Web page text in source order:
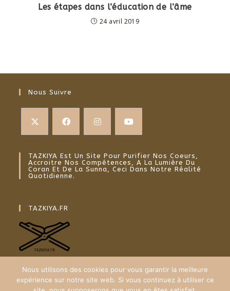
Les étapes dans l’éducation de l’âme
24 avril 2019
Nous Suivre
TAZKIYA Est Un Site Pour Purifier Nos Coeurs,
Accroitre Nos Compétences, A La Lumière Du
Coran Et De La Sunna, Ceci Dans Notre Réalité
Quotidienne.
TAZKIYA.FR
Nous utilisons des cookies pour vous garantir la meilleure
expérience sur notre site web. Si vous continuez à utiliser ce